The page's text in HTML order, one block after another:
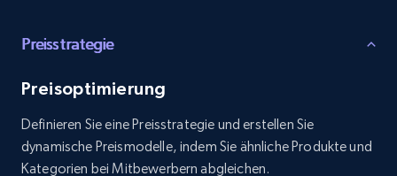
Preisstrategie
Preisoptimierung
Definieren Sie eine Preisstrategie und erstellen Sie
dynamische Preismodelle, indem Sie ähnliche Produkte und
Kategorien bei Mitbewerbern abgleichen.